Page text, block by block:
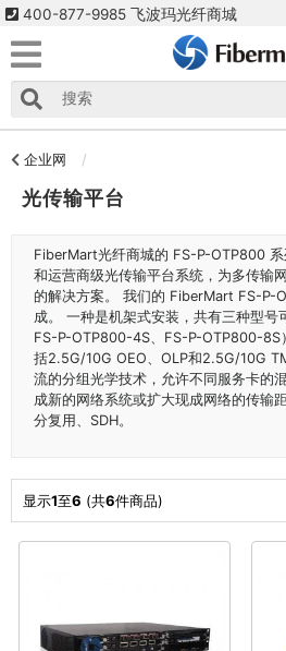
400-877-9985 飞波玛光纤商城
企业网
光传输平台
FiberMart光纤商城的 FS-P-OTP800
和运营商级光传输平台系统，为多传输
的解决方案。 我们的 FiberMart FS-P-
成。 一种是机架式安装，共有三种型号
FS-P-OTP800-4S、FS-P-OTP800-8S
括2.5G/10G OEO、OLP和2.5G/10G
流的分组光学技术，允许不同服务卡的
成新的网络系统或扩大现成网络的传输
分复用、SDH。
显示1至6 (共6件商品)